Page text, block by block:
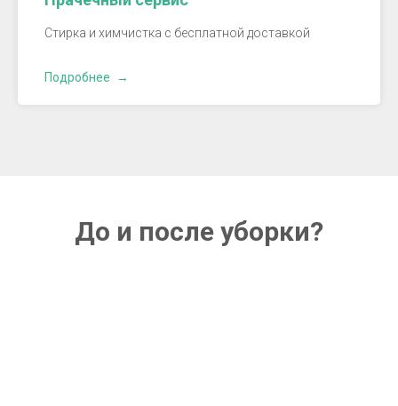
Стирка и химчистка с бесплатной доставкой
Подробнее
До и после уборки?